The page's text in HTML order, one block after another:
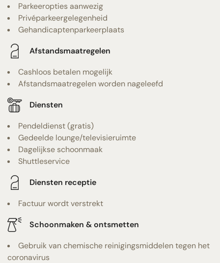
Parkeeropties aanwezig
Privéparkeergelegenheid
Gehandicaptenparkeerplaats
Afstandsmaatregelen
Cashloos betalen mogelijk
Afstandsmaatregelen worden nageleefd
Diensten
Pendeldienst (gratis)
Gedeelde lounge/televisieruimte
Dagelijkse schoonmaak
Shuttleservice
Diensten receptie
Factuur wordt verstrekt
Schoonmaken & ontsmetten
Gebruik van chemische reinigingsmiddelen tegen het
coronavirus